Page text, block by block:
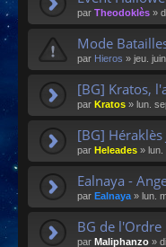
par Theodoklès »
Mode
par Hieros » jeu.
[BG] Kratos,
par Kratos » lun.
[BG] Héraklès
par Heleades »
Ealnaya -
par Ealnaya» lun.
BG de l'Ordre
par Maliphanzo »